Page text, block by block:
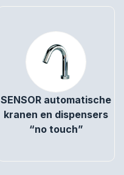
SENSOR automatische
kranen en dispensers
“no touch”